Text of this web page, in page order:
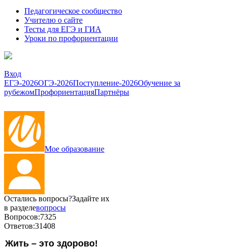
Педагогическое сообщество
Учителю о сайте
Тесты для ЕГЭ и ГИА
Уроки по профориентации
Вход
ЕГЭ-2026ОГЭ-2026Поступление-2026Обучение за
рубежомПрофориентацияПартнёры
Мое образование
Остались вопросы?Задайте их
в разделевопросы
Вопросов:7325
Ответов:31408
Жить – это здорово!